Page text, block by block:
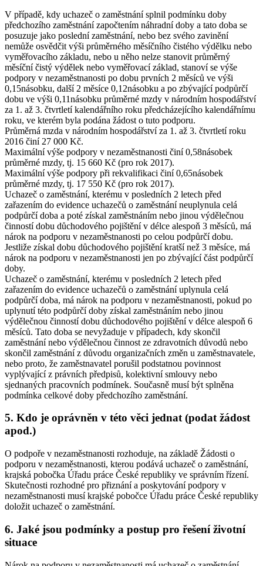
V případě, kdy uchazeč o zaměstnání splnil podmínku doby
předchozího zaměstnání započtením náhradní doby a tato doba se
posuzuje jako poslední zaměstnání, nebo bez svého zavinění
nemůže osvědčit výši průměrného měsíčního čistého výdělku nebo
vyměřovacího základu, nebo u něho nelze stanovit průměrný
měsíční čistý výdělek nebo vyměřovací základ, stanoví se výše
podpory v nezaměstnanosti po dobu prvních 2 měsíců ve výši
0,15násobku, další 2 měsíce 0,12násobku a po zbývající podpůrčí
dobu ve výši 0,11násobku průměrné mzdy v národním hospodářství
za 1. až 3. čtvrtletí kalendářního roku předcházejícího kalendářnímu
roku, ve kterém byla podána žádost o tuto podporu.
Průměrná mzda v národním hospodářství za 1. až 3. čtvrtletí roku
2016 činí 27 000 Kč.
Maximální výše podpory v nezaměstnanosti činí 0,58násobek
průměrné mzdy, tj. 15 660 Kč (pro rok 2017).
Maximální výše podpory při rekvalifikaci činí 0,65násobek
průměrné mzdy, tj. 17 550 Kč (pro rok 2017).
Uchazeč o zaměstnání, kterému v posledních 2 letech před
zařazením do evidence uchazečů o zaměstnání neuplynula celá
podpůrčí doba a poté získal zaměstnáním nebo jinou výdělečnou
činností dobu důchodového pojištění v délce alespoň 3 měsíců, má
nárok na podporu v nezaměstnanosti po celou podpůrčí dobu.
Jestliže získal dobu důchodového pojištění kratší než 3 měsíce, má
nárok na podporu v nezaměstnanosti jen po zbývající část podpůrčí
doby.
Uchazeč o zaměstnání, kterému v posledních 2 letech před
zařazením do evidence uchazečů o zaměstnání uplynula celá
podpůrčí doba, má nárok na podporu v nezaměstnanosti, pokud po
uplynutí této podpůrčí doby získal zaměstnáním nebo jinou
výdělečnou činností dobu důchodového pojištění v délce alespoň 6
měsíců. Tato doba se nevyžaduje v případech, kdy skončil
zaměstnání nebo výdělečnou činnost ze zdravotních důvodů nebo
skončil zaměstnání z důvodu organizačních změn u zaměstnavatele,
nebo proto, že zaměstnavatel porušil podstatnou povinnost
vyplývající z právních předpisů, kolektivní smlouvy nebo
sjednaných pracovních podmínek. Současně musí být splněna
podmínka celkové doby předchozího zaměstnání.
5. Kdo je oprávněn v této věci jednat (podat žádost
apod.)
O podpoře v nezaměstnanosti rozhoduje, na základě Žádosti o
podporu v nezaměstnanosti, kterou podává uchazeč o zaměstnání,
krajská pobočka Úřadu práce České republiky ve správním řízení.
Skutečnosti rozhodné pro přiznání a poskytování podpory v
nezaměstnanosti musí krajské pobočce Úřadu práce České republiky
doložit uchazeč o zaměstnání.
6. Jaké jsou podmínky a postup pro řešení životní
situace